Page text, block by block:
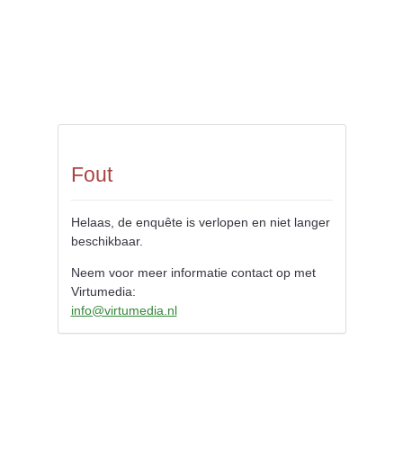
Fout
Helaas, de enquête is verlopen en niet langer
beschikbaar.
Neem voor meer informatie contact op met
Virtumedia:
info@virtumedia.nl